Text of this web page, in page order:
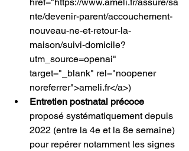
nte/devenir-parent/accouchement-
nouveau-ne-et-retour-la-
maison/suivi-domicile?
utm_source=openai"
target="_blank" rel="noopener
noreferrer">ameli.fr</a>)
Entretien postnatal précoce
proposé systématiquement depuis
2022 (entre la 4e et la 8e semaine)
pour repérer notamment les signes